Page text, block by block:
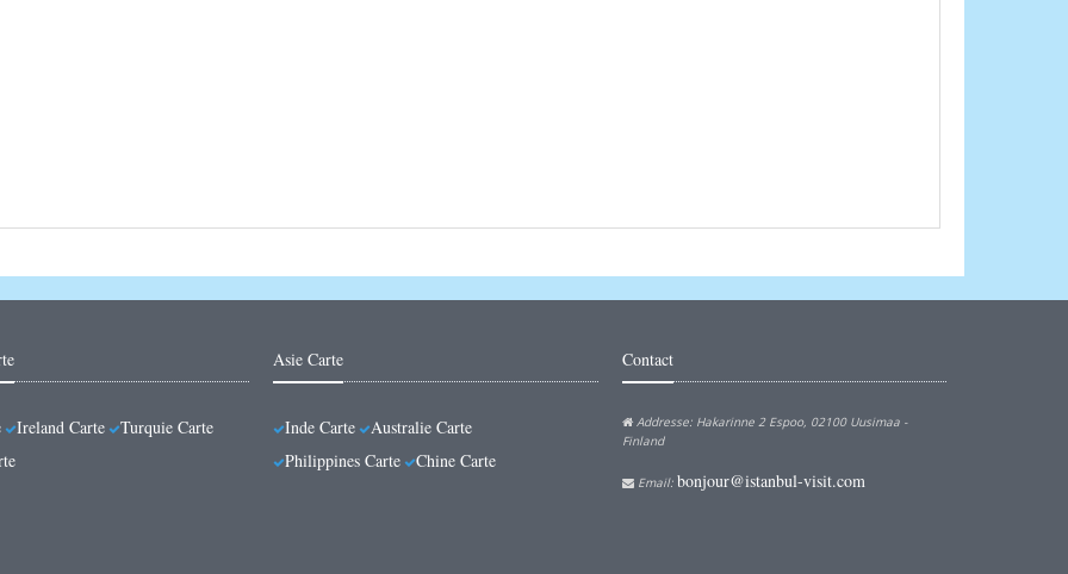
Ireland Carte
Turquie Carte
Asie Carte
Inde Carte
Australie Carte
Philippines Carte
Chine Carte
Contact
Addresse: Hakarinne 2 Espoo, 02100 Uusimaa -
Finland
Email: bonjour@istanbul-visit.com